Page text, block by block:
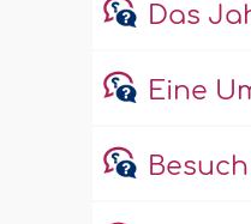
Das
Eine